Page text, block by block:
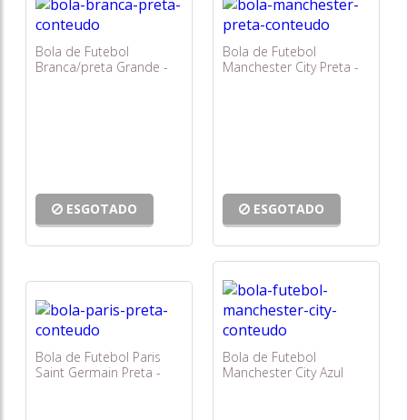
Bola de Futebol
Branca/preta Grande -
ESGOTADO
Bola de Futebol
Manchester City Preta -
ESGOTADO
Bola de Futebol Paris
Saint Germain Preta -
Bola de Futebol
Manchester City Azul